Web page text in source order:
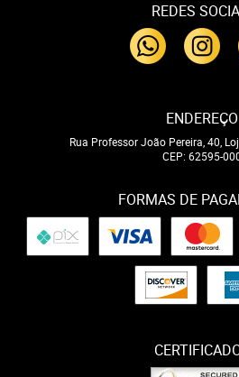
REDES
ENDEREÇO
Rua Professor João Pereira, 40,
CEP: 62595-
FORMAS DE